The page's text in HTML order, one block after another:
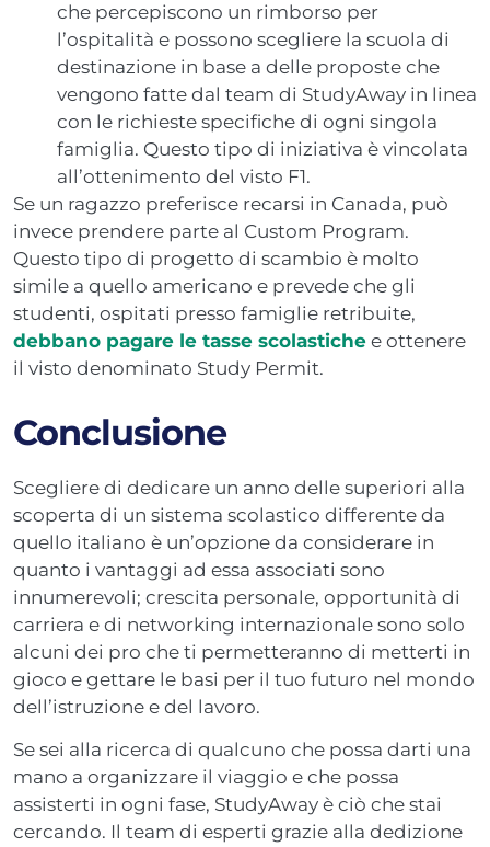
che percepiscono un rimborso per
l’ospitalità e possono scegliere la scuola di
destinazione in base a delle proposte che
vengono fatte dal team di StudyAway in linea
con le richieste specifiche di ogni singola
famiglia. Questo tipo di iniziativa è vincolata
all’ottenimento del visto F1.
Se un ragazzo preferisce recarsi in Canada, può
invece prendere parte al Custom Program.
Questo tipo di progetto di scambio è molto
simile a quello americano e prevede che gli
studenti, ospitati presso famiglie retribuite,
debbano pagare le tasse scolastiche e ottenere
il visto denominato Study Permit.
Conclusione
Scegliere di dedicare un anno delle superiori alla
scoperta di un sistema scolastico differente da
quello italiano è un’opzione da considerare in
quanto i vantaggi ad essa associati sono
innumerevoli; crescita personale, opportunità di
carriera e di networking internazionale sono solo
alcuni dei pro che ti permetteranno di metterti in
gioco e gettare le basi per il tuo futuro nel mondo
dell’istruzione e del lavoro.
Se sei alla ricerca di qualcuno che possa darti una
mano a organizzare il viaggio e che possa
assisterti in ogni fase, StudyAway è ciò che stai
cercando. Il team di esperti grazie alla dedizione